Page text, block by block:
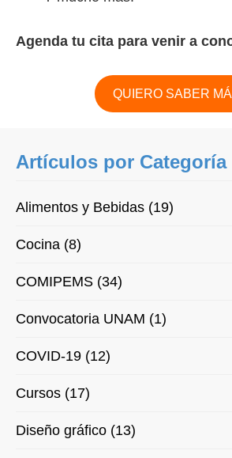
Agenda tu cita para venir a
QUIERO SABER
Artículos por Categoría
Alimentos y Bebidas (19)
Cocina (8)
COMIPEMS (34)
Convocatoria UNAM (1)
COVID-19 (12)
Cursos (17)
Diseño gráfico (13)